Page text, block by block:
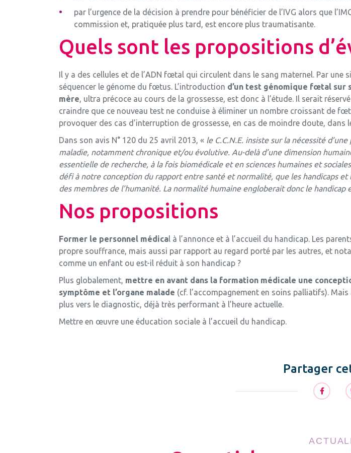
par l’urgence de la décision à prendre pour bénéficier de l’IVG alors que
commission et, pratiquée plus tard, est encore plus traumatisante.
Quels sont les propositions
Il y a des cellules et de l’ADN fœtal qui circulent dans le sang maternel. Par une
séquencer le génome du fœtus. L’introduction d’un test génomique fœtal sur
mère, ultra précoce au cours de la grossesse, est donc à l’étude. Il serait
craindre que ce nouveau test ne conduise à éliminer un nombre croissant de
provoquer des cas d’interruption de grossesse, en cas de moindre doute, dans
Dans son avis N° 120 du 25 avril 2013, « le C.C.N.E. insiste sur la nécessité
maladie, notamment chronique et/ou évolutive. Au-delà d’une dimension
essentielle de recherche, à la fois biomédicale et en sciences humaines et
défi à notre conception du rapport entre santé et normalité, que les handicaps
des membres de l’humanité. La normalité humaine engloberait donc le handicap
Nos propositions
Former le personnel médical à l’annonce et à l’accueil du handicap. Les
propre souffrance, mais aussi par rapport au regard porté par les autres, et
comme un enfant ou est-il réduit à son handicap ?
Plus globalement, mettre en avant dans la formation médicale une
symptôme et l’organe malade (cf. l’accompagnement en soins palliatifs).
plus vers le diagnostic, déjà très performant à l’heure actuelle.
Mettre en œuvre une éducation sociale à l’accueil du handicap.
Partager